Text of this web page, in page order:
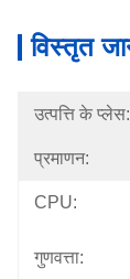
विस्तृत
उत्पत्ति के प्लेस:
प्रमाणन:
CPU:
गुणवत्ता: